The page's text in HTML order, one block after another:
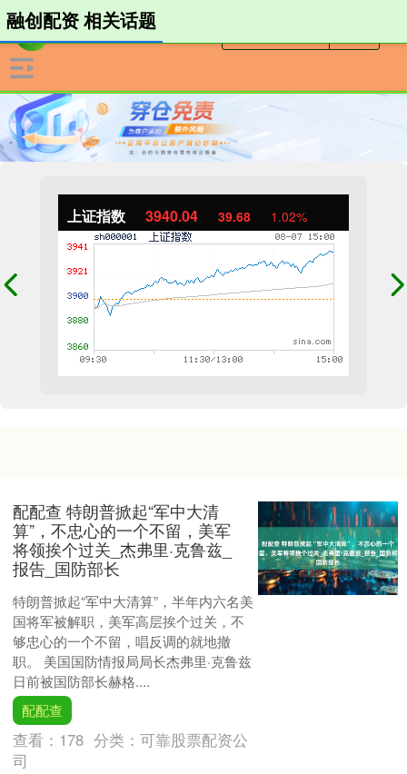
上证指数 3940.04 39.68 1.02%
融创配资 相关话题
配配查 特朗普掀起“军中大清
算”，不忠心的一个不留，美军
将领挨个过关_杰弗里·克鲁兹_
报告_国防部长
特朗普掀起“军中大清算”，半年内六名美
国将军被解职，美军高层挨个过关，不
够忠心的一个不留，唱反调的就地撤
职。 美国国防情报局局长杰弗里·克鲁兹
日前被国防部长赫格....
配配查
查看： 178 分类：可靠股票配资公
司